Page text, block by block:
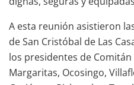
A esta reunión asistieron
de San Cristóbal de Las
los presidentes de
Margaritas, Ocosingo,